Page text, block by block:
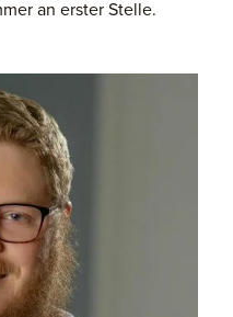
an erster Stelle.